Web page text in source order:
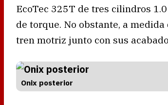
EcoTec 325T de tres cilindros
de torque. No obstante, a
tren motriz junto con sus
Onix posterior